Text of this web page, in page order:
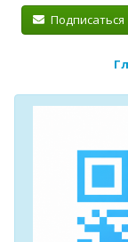
Подписаться